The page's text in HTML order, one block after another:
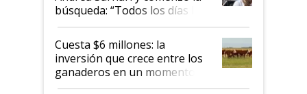
búsqueda: “Todos los días le
toca a algún productor”
Cuesta $6 millones: la
inversión que crece entre los
ganaderos en un momento
histórico para la actividad